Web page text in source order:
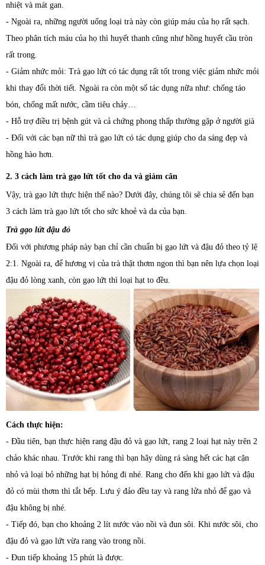
nhiệt và mát gan.
- Ngoài ra, những người uống loại trà này còn giúp máu của họ rất sạch.
Theo phân tích máu của họ thì huyết thanh cũng như hồng huyết cầu tròn
rất trong.
- Giảm nhức mỏi: Trà gạo lứt có tác dụng rất tốt trong việc giảm nhức mỏi
khi thay đổi thời tiết. Ngoài ra còn một số tác dụng nữa như: chống táo
bón, chống mất nước, cầm tiêu chảy…
- Hỗ trợ điều trị bệnh gút và cả chứng phong thấp thường gặp ở người già
- Đối với các bạn nữ thì trà gạo lứt có tác dụng giúp cho da sáng đẹp và
hồng hào hơn.
2. 3 cách làm trà gạo lứt tốt cho da và giảm cân
Vậy, trà gạo lứt thực hiện thế nào? Dưới đây, chúng tôi sẽ chia sẻ đến bạn
3 cách làm trà gạo lứt tốt cho sức khoẻ và da của bạn.
Trà gạo lứt đậu đỏ
Đối với phương pháp này bạn chỉ cần chuẩn bị gạo lứt và đậu đỏ theo tỷ lệ
2:1. Ngoài ra, để hương vị của trà thật thơm ngon thì bạn nên lựa chọn loại
đậu đỏ lòng xanh, còn gạo lứt thì loại hạt to đều.
Cách thực hiện:
- Đầu tiên, bạn thực hiện rang đậu đỏ và gạo lứt, rang 2 loại hạt này trên 2
chảo khác nhau. Trước khi rang thì bạn hãy dùng rá sàng hết các hạt cặn
nhỏ và loại bỏ những hạt bị hỏng đi nhé. Rang cho đến khi gạo lứt và đậu
đỏ có mùi thơm thì tắt bếp. Lưu ý đảo đều tay và rang lửa nhỏ để gạo và
đậu không bị nhé.
- Tiếp đó, bạn cho khoảng 2 lít nước vào nồi và đun sôi. Khi nước sôi, cho
đậu đỏ và gạo lứt vừa rang vào trong nồi.
- Đun tiếp khoảng 15 phút là được.